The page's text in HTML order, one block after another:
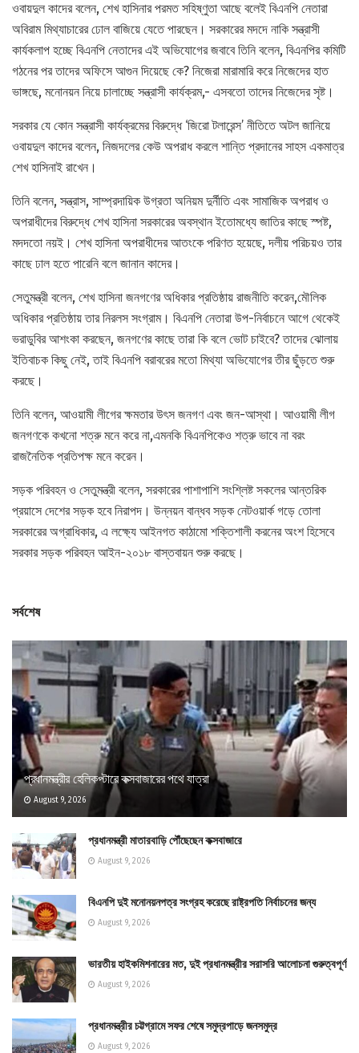
ওবায়দুল কাদের বলেন, শেখ হাসিনার পরমত সহিষ্ণুতা আছে বলেই বিএনপি নেতারা
অবিরাম মিথ্যাচারের ঢোল বাজিয়ে যেতে পারছেন। সরকারের মদদে নাকি সন্ত্রাসী
কার্যকলাপ হচ্ছে বিএনপি নেতাদের এই অভিযোগের জবাবে তিনি বলেন, বিএনপির কমিটি
গঠনের পর তাদের অফিসে আগুন দিয়েছে কে? নিজেরা মারামারি করে নিজেদের হাত
ভাঙ্গছে, মনোনয়ন নিয়ে চালাচ্ছে সন্ত্রাসী কার্যক্রম,- এসবতো তাদের নিজেদের সৃষ্ট।
সরকার যে কোন সন্ত্রাসী কার্যক্রমের বিরুদ্ধে ‘জিরো টলারেন্স’ নীতিতে অটল জানিয়ে
ওবায়দুল কাদের বলেন, নিজদলের কেউ অপরাধ করলে শান্তি প্রদানের সাহস একমাত্র
শেখ হাসিনাই রাখেন।
তিনি বলেন, সন্ত্রাস, সাম্প্রদায়িক উগ্রতা অনিয়ম দুর্নীতি এবং সামাজিক অপরাধ ও
অপরাধীদের বিরুদ্ধে শেখ হাসিনা সরকারের অবস্থান ইতোমধ্যে জাতির কাছে স্পষ্ট,
মদদতো নয়ই। শেখ হাসিনা অপরাধীদের আতংকে পরিণত হয়েছে, দলীয় পরিচয়ও তার
কাছে ঢাল হতে পারেনি বলে জানান কাদের।
সেতুমন্ত্রী বলেন, শেখ হাসিনা জনগণের অধিকার প্রতিষ্ঠায় রাজনীতি করেন,মৌলিক
অধিকার প্রতিষ্ঠায় তার নিরলস সংগ্রাম। বিএনপি নেতারা উপ-নির্বাচনে আগে থেকেই
ভরাডুবির আশংকা করছেন, জনগণের কাছে তারা কি বলে ভোট চাইবে? তাদের ঝোলায়
ইতিবাচক কিছু নেই, তাই বিএনপি বরাবরের মতো মিথ্যা অভিযোগের তীর ছুঁড়তে শুরু
করছে।
তিনি বলেন, আওয়ামী লীগের ক্ষমতার উৎস জনগণ এবং জন-আস্থা। আওয়ামী লীগ
জনগণকে কখনো শত্রু মনে করে না,এমনকি বিএনপিকেও শত্রু ভাবে না বরং
রাজনৈতিক প্রতিপক্ষ মনে করেন।
সড়ক পরিবহন ও সেতুমন্ত্রী বলেন, সরকারের পাশাপাশি সংশ্লিষ্ট সকলের আন্তরিক
প্রয়াসে দেশের সড়ক হবে নিরাপদ। উন্নয়ন বান্ধব সড়ক নেটওয়ার্ক গড়ে তোলা
সরকারের অগ্রাধিকার, এ লক্ষ্যে আইনগত কাঠামো শক্তিশালী করনের অংশ হিসেবে
সরকার সড়ক পরিবহন আইন-২০১৮ বাস্তবায়ন শুরু করছে।
সর্বশেষ
প্রধানমন্ত্রীর হেলিকপ্টারে কক্সবাজারের পথে যাত্রা
August 9, 2026
প্রধানমন্ত্রী মাতারবাড়ি পৌঁছেছেন কক্সবাজারে
August 9, 2026
বিএনপি দুই মনোনয়নপত্র সংগ্রহ করেছে রাষ্ট্রপতি নির্বাচনের জন্য
August 9, 2026
ভারতীয় হাইকমিশনারের মত, দুই প্রধানমন্ত্রীর সরাসরি আলোচনা গুরুত্বপূর্ণ
August 9, 2026
প্রধানমন্ত্রীর চট্টগ্রামে সফর শেষে সমুদ্রপাড়ে জনসমুদ্র
August 9, 2026